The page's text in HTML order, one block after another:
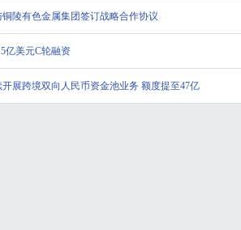
陵有色金属集团签订战略合作协议
亿美元C轮融资
展跨境双向人民币资金池业务 额度提至47亿